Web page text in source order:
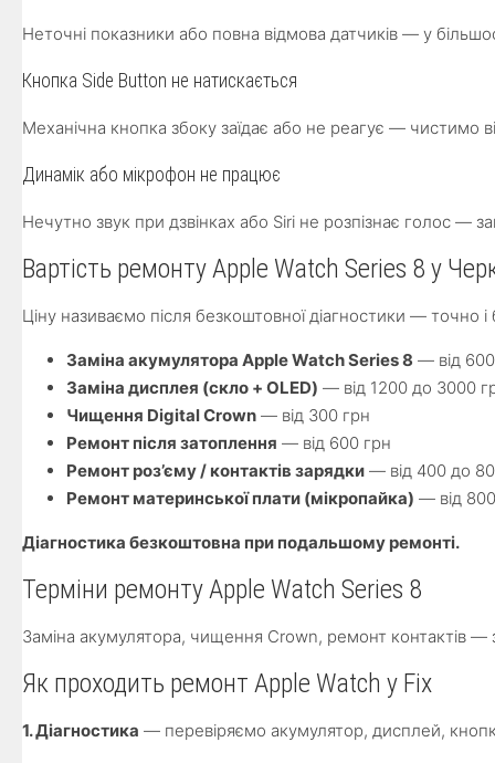
Неточні показники або повна відмова датчиків — у
Кнопка Side Button не натискається
Механічна кнопка збоку заїдає або не реагує — чистимо
Динамік або мікрофон не працює
Нечутно звук при дзвінках або Siri не розпізнає голос —
Вартість ремонту Apple Watch Series 8 у
Ціну називаємо після безкоштовної діагностики — точно
Заміна акумулятора Apple Watch Series 8 — від
Заміна дисплея (скло + OLED) — від 1200 до 3000
Чищення Digital Crown — від 300 грн
Ремонт після затоплення — від 600 грн
Ремонт роз’єму / контактів зарядки — від 400 до
Ремонт материнської плати (мікропайка) — від
Діагностика безкоштовна при подальшому ремонті.
Терміни ремонту Apple Watch Series 8
Заміна акумулятора, чищення Crown, ремонт контактів —
Як проходить ремонт Apple Watch у Fix
1. Діагностика — перевіряємо акумулятор, дисплей,